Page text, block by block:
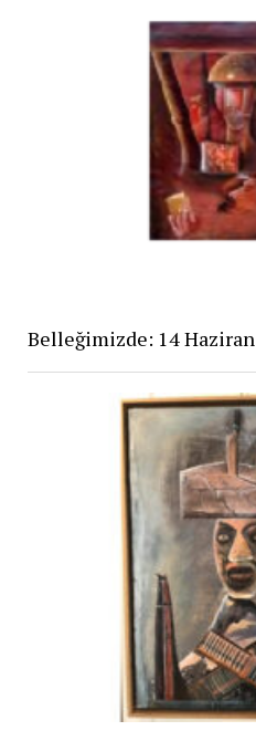
Belleğimizde: 14 Haziran